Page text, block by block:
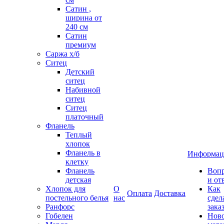
Сатин ,
ширина от
240 см
Сатин
премиум
Саржа х/б
Ситец
Детский
ситец
Набивной
ситец
Ситец
платочный
Фланель
Теплый
хлопок
Фланель в
клетку
Фланель
детская
Хлопок для
постельного белья
Ранфорс
Гобелен
О
нас
Оплата Доставка
и
Как
заказ